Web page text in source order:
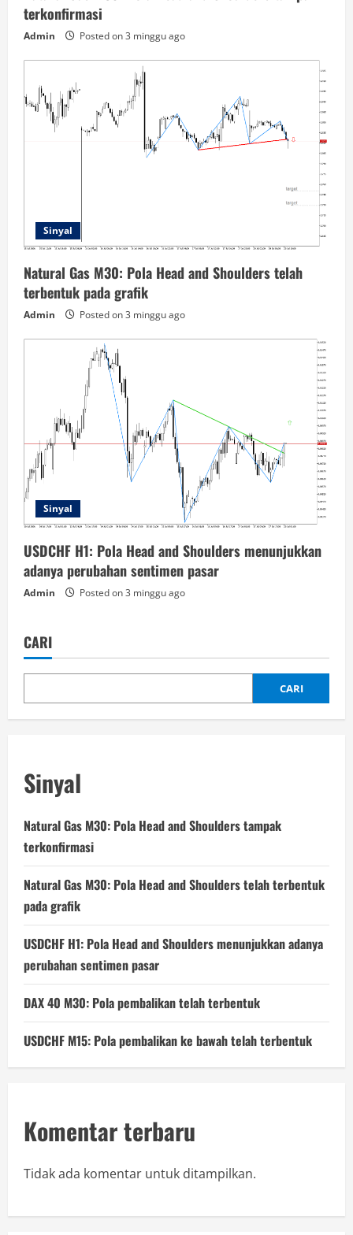
terkonfirmasi
Admin Posted on 3 minggu ago
Sinyal
Natural Gas M30: Pola Head and Shoulders telah
terbentuk pada grafik
Admin Posted on 3 minggu ago
Sinyal
USDCHF H1: Pola Head and Shoulders menunjukkan
adanya perubahan sentimen pasar
Admin Posted on 3 minggu ago
CARI
CARI
Sinyal
Natural Gas M30: Pola Head and Shoulders tampak
terkonfirmasi
Natural Gas M30: Pola Head and Shoulders telah terbentuk
pada grafik
USDCHF H1: Pola Head and Shoulders menunjukkan adanya
perubahan sentimen pasar
DAX 40 M30: Pola pembalikan telah terbentuk
USDCHF M15: Pola pembalikan ke bawah telah terbentuk
Komentar terbaru
Tidak ada komentar untuk ditampilkan.